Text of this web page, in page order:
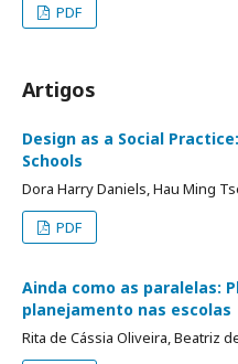
PDF
Artigos
Design as a Social
Schools
Dora Harry Daniels, Hau Ming
PDF
Ainda como as paralelas:
planejamento nas escolas
Rita de Cássia Oliveira, Beatriz